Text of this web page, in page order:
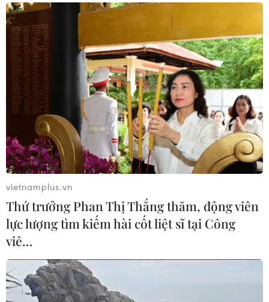
TIN CÙNG CHUYÊN MỤC
Olympic Trí tuệ nhân
tạo quốc tế 2026: 7/8 học sinh Việt
Nam đoạt huy chương
08/08/2026 14:24
Sáp nhập Trường Đại học Văn hóa,
vietnamplus.vn
Thứ trưởng Phan Thị Thắng thăm, động viên
lực lượng tìm kiếm hài cốt liệt sĩ tại Công
viê…